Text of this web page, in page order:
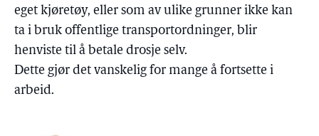
eget kjøretøy, eller som av ulike grunner ikke kan
ta i bruk offentlige transportordninger, blir
henviste til å betale drosje selv.
Dette gjør det vanskelig for mange å fortsette i
arbeid.